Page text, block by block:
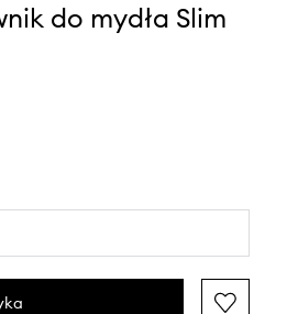
do mydła Slim